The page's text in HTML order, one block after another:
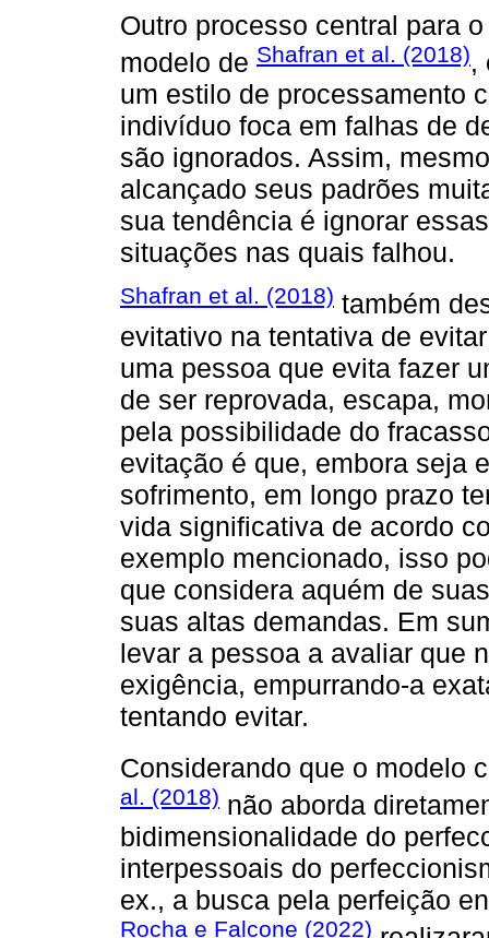
Outro processo central para
modelo de Shafran et al. (2018),
um estilo de processamento
indivíduo foca em falhas de
são ignorados. Assim,
alcançado seus padrões
sua tendência é ignorar
situações nas quais falhou.
Shafran et al. (2018) também
evitativo na tentativa de
uma pessoa que evita fazer
de ser reprovada, escapa,
pela possibilidade do
evitação é que, embora seja
sofrimento, em longo prazo
vida significativa de acordo
exemplo mencionado, isso
que considera aquém de
suas altas demandas. Em
levar a pessoa a avaliar que
exigência, empurrando-a
tentando evitar.
Considerando que o modelo
al. (2018) não aborda
bidimensionalidade do
interpessoais do
ex., a busca pela perfeição
Rocha e Falcone (2022)